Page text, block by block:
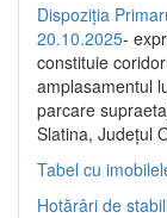
Dispoziția
20.10.2025-
constituie
amplasamentul
parcare
Slatina, Județul
Tabel cu
Hotărâri de